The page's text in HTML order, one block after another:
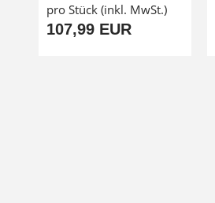
pro Stück (inkl. MwSt.)
107,99 EUR